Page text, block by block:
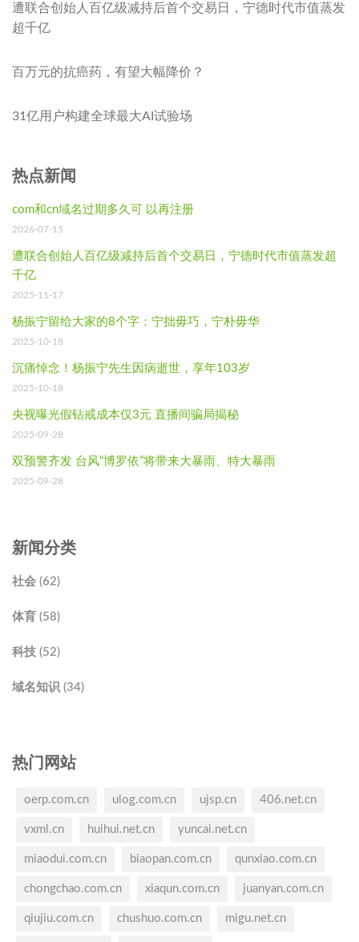
遭联合创始人百亿级减持后首个交易日，宁德时代市值蒸发
超千亿
百万元的抗癌药，有望大幅降价？
31亿用户构建全球最大AI试验场
热点新闻
com和cn域名过期多久可 以再注册
2026-07-15
遭联合创始人百亿级减持后首个交易日，宁德时代市值蒸发超
千亿
2025-11-17
杨振宁留给大家的8个字：宁拙毋巧，宁朴毋华
2025-10-18
沉痛悼念！杨振宁先生因病逝世，享年103岁
2025-10-18
央视曝光假钻戒成本仅3元 直播间骗局揭秘
2025-09-28
双预警齐发 台风“博罗依”将带来大暴雨、特大暴雨
2025-09-28
新闻分类
社会 (62)
体育 (58)
科技 (52)
域名知识 (34)
热门网站
oerp.com.cn ulog.com.cn ujsp.cn 406.net.cn
vxml.cn huihui.net.cn yuncai.net.cn
miaodui.com.cn biaopan.com.cn qunxiao.com.cn
chongchao.com.cn xiaqun.com.cn juanyan.com.cn
qiujiu.com.cn chushuo.com.cn migu.net.cn